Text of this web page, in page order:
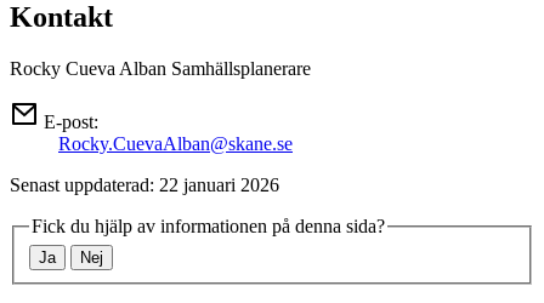
Kontakt
Rocky Cueva Alban Samhällsplanerare
E-post:
Rocky.CuevaAlban@skane.se
Senast uppdaterad: 22 januari 2026
Fick du hjälp av informationen på denna sida?
Ja Nej